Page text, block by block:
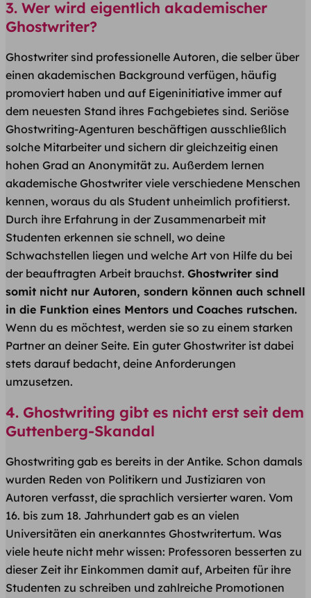
3. Wer wird eigentlich akademischer
Ghostwriter?
Ghostwriter sind professionelle Autoren, die selber über
einen akademischen Background verfügen, häufig
promoviert haben und auf Eigeninitiative immer auf
dem neuesten Stand ihres Fachgebietes sind. Seriöse
Ghostwriting-Agenturen beschäftigen ausschließlich
solche Mitarbeiter und sichern dir gleichzeitig einen
hohen Grad an Anonymität zu. Außerdem lernen
akademische Ghostwriter viele verschiedene Menschen
kennen, woraus du als Student unheimlich profitierst.
Durch ihre Erfahrung in der Zusammenarbeit mit
Studenten erkennen sie schnell, wo deine
Schwachstellen liegen und welche Art von Hilfe du bei
der beauftragten Arbeit brauchst. Ghostwriter sind
somit nicht nur Autoren, sondern können auch schnell
in die Funktion eines Mentors und Coaches rutschen.
Wenn du es möchtest, werden sie so zu einem starken
Partner an deiner Seite. Ein guter Ghostwriter ist dabei
stets darauf bedacht, deine Anforderungen
umzusetzen.
4. Ghostwriting gibt es nicht erst seit dem
Guttenberg-Skandal
Ghostwriting gab es bereits in der Antike. Schon damals
wurden Reden von Politikern und Justiziaren von
Autoren verfasst, die sprachlich versierter waren. Vom
16. bis zum 18. Jahrhundert gab es an vielen
Universitäten ein anerkanntes Ghostwritertum. Was
viele heute nicht mehr wissen: Professoren besserten zu
dieser Zeit ihr Einkommen damit auf, Arbeiten für ihre
Studenten zu schreiben und zahlreiche Promotionen